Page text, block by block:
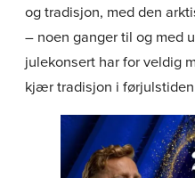
og tradisjon, med den
– noen ganger til og med
julekonsert har for veldig
kjær tradisjon i